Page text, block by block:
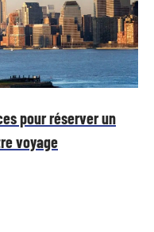
pour réserver un
voyage